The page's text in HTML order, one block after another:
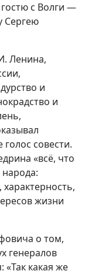
с Волги —
Сергею
Ленина,
и
и
совести.
«всё, что
жизни
о том,
генералов
какая же